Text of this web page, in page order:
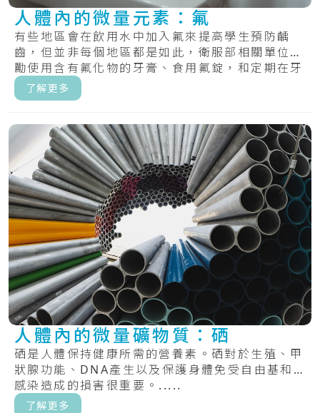
人體內的微量元素：氟
有些地區會在飲用水中加入氟來提高學生預防齲
齒，但並非每個地區都是如此，衛服部相關單位鼓
勵使用含有氟化物的牙膏、食用氟錠，和定期在牙
齒上塗.....
了解更多
人體內的微量礦物質：硒
硒是人體保持健康所需的營養素。硒對於生殖、甲
狀腺功能、DNA產生以及保護身體免受自由基和
感染造成的損害很重要。.....
了解更多